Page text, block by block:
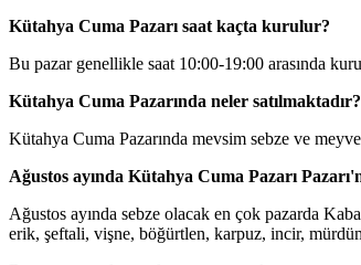
Kütahya Cuma Pazarı saat kaçta kurulur?
Bu pazar genellikle saat 10:00-19:00 arasında
Kütahya Cuma Pazarında neler satılmaktadır?
Kütahya Cuma Pazarında mevsim sebze ve
Ağustos ayında Kütahya Cuma Pazarı
Ağustos ayında sebze olacak en çok pazarda
erik, şeftali, vişne, böğürtlen, karpuz, incir,